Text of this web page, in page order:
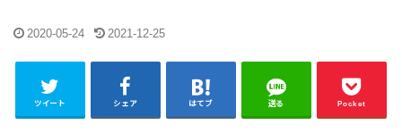
2020-05-24 2021-12-25
ツイート シェア はてブ 送る Pocket